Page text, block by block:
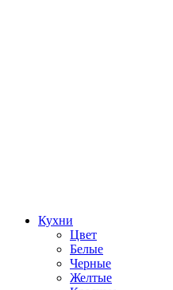
Кухни
Цвет
Белые
Черные
Желтые